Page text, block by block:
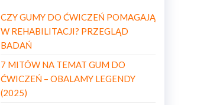
CZY GUMY DO ĆWICZEŃ POMAGAJĄ
W REHABILITACJI? PRZEGLĄD
BADAŃ
7 MITÓW NA TEMAT GUM DO
ĆWICZEŃ – OBALAMY LEGENDY
(2025)